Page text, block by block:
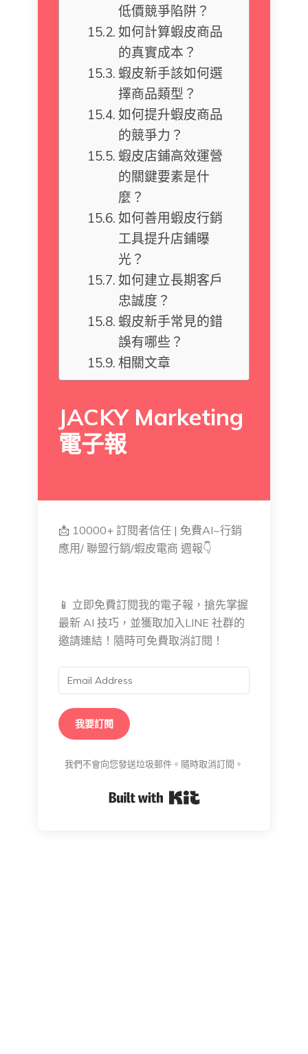
低價競爭陷阱？
如何計算蝦皮商品
的真實成本？
蝦皮新手該如何選
擇商品類型？
如何提升蝦皮商品
的競爭力？
蝦皮店鋪高效運營
的關鍵要素是什
麼？
如何善用蝦皮行銷
工具提升店鋪曝
光？
如何建立長期客戶
忠誠度？
蝦皮新手常見的錯
誤有哪些？
相關文章
JACKY Marketing
電子報
📩 10000+ 訂閱者信任 | 免費AI~行銷
應用/ 聯盟行銷/蝦皮電商 週報👇
📱 立即免費訂閱我的電子報，搶先掌握
最新 AI 技巧，並獲取加入LINE 社群的
邀請連結！隨時可免費取消訂閱！
我要訂閱
我們不會向您發送垃圾郵件。隨時取消訂閱。